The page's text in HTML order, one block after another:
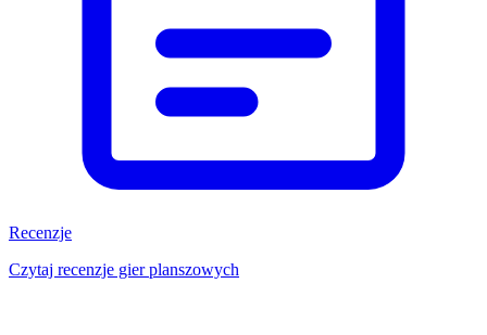
Recenzje
Czytaj recenzje gier planszowych